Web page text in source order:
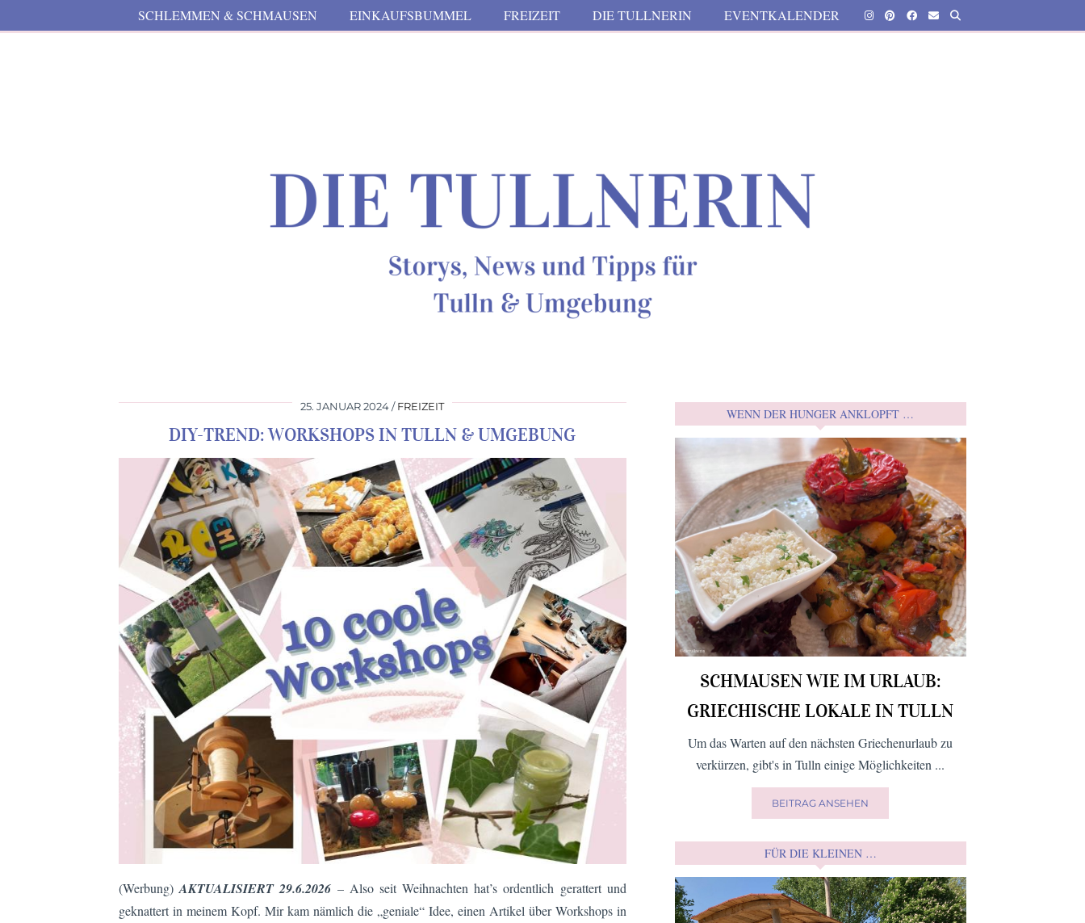
SCHLEMMEN & SCHMAUSEN EINKAUFSBUMMEL FREIZEIT DIE TULLNERIN EVENTKALENDER
25. JANUAR 2024 FREIZEIT
DIY-TREND: WORKSHOPS IN TULLN & UMGEBUNG
(Werbung)AKTUALISIERT 29.6.2026 – Also seit Weihnachten hat’s ordentlich gerattert und
geknattert in meinem Kopf. Mir kam nämlich die „geniale“ Idee, einen Artikel über Workshops in
WENN DER HUNGER ANKLOPFT …
SCHMAUSEN WIE IM URLAUB:
GRIECHISCHE LOKALE IN TULLN
Um das Warten auf den nächsten Griechenurlaub zu
verkürzen, gibt's in Tulln einige Möglichkeiten ...
BEITRAG ANSEHEN
FÜR DIE KLEINEN …